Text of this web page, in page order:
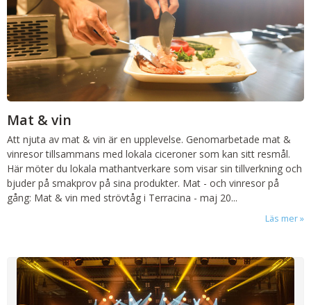
Mat & vin
Att njuta av mat & vin är en upplevelse. Genomarbetade mat &
vinresor tillsammans med lokala ciceroner som kan sitt resmål.
Här möter du lokala mathantverkare som visar sin tillverkning och
bjuder på smakprov på sina produkter. Mat - och vinresor på
gång: Mat & vin med strövtåg i Terracina - maj 20...
Läs mer